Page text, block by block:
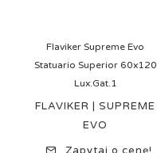
Flaviker Supreme Evo
Statuario Superior 60x120
Lux.Gat.1
FLAVIKER | SUPREME
EVO